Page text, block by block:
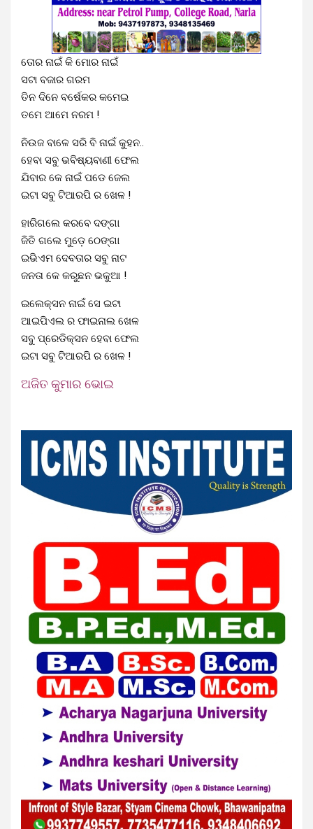
ତୋର ନାଇଁ କି ମୋର ନାଇଁ
ସଟା ବଜାର ଗରମ
ତିନ ଦିନେ ବର୍ଷେକର କମେଇ
ତମେ ଆମେ ନରମ !
ନିଉଜ ବାଳେ ସରି ବି ନାଇଁ କୁହନ..
ହେବା ସବୁ ଭବିଷ୍ୟବାଣୀ ଫେଲ
ଯିବାର କେ ନାଇଁ ପଡେ ଜେଲ
ଇଟା ସବୁ ଟିଆରପି ର ଖେଳ !
ହାରିଗଲେ କରବେ ଦଙ୍ଗା
ଜିତି ଗଲେ ମୁଡ଼େ ଠେଙ୍ଗା
ଇଭିଏମ ଦେବତାର ସବୁ ନାଟ
ଜନତା କେ କରୁଛନ ଭକୁଆ !
ଇଲେକ୍ସନ ନାଇଁ ସେ ଇଟା
ଆଇପିଏଲ ର ଫାଇନାଲ ଖେଳ
ସବୁ ￰￰ପ୍ରେଡିକ୍ସନ ହେବା ଫେଲ
ଇଟା ସବୁ ଟିଆରପି ର ଖେଳ !
ଅଜିତ କୁମାର ଭୋଇ